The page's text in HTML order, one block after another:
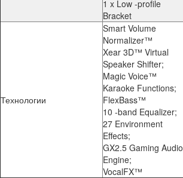
1 x Low -profile
Bracket
Технологии
Smart Volume
Normalizer™
Xear 3D™ Virtual
Speaker Shifter;
Magic Voice™
Karaoke Functions;
FlexBass™
10 -band Equalizer;
27 Environment
Effects;
GX2.5 Gaming Audio
Engine;
VocalFX™